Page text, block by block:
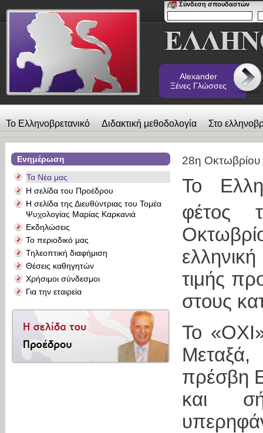
Σύνδεση σπουδαστών
Alexander
Ξένες Γλώσσες
Το Ελληνοβρετανικό Διδακτική μεθοδολογία Στο
λεύκωμα Επικοινωνία Alexander Ξένες Γλώσσες
Ενημέρωση
Τα Νέα μας
Η σελίδα του Προέδρου
Η σελίδα της Διευθύντριας του Τομέα
Ψυχολογίας Μαρίας Καρκανιά
Εκδηλώσεις
Το περιοδικό μας
Τηλεοπτική διαφήμιση
Θέσεις καθηγητών
Χρήσιμοι σύνδεσμοι
Για την εταιρεία
28η
Το
φέτος
τιμής
στους
Το
πρέσβη
και